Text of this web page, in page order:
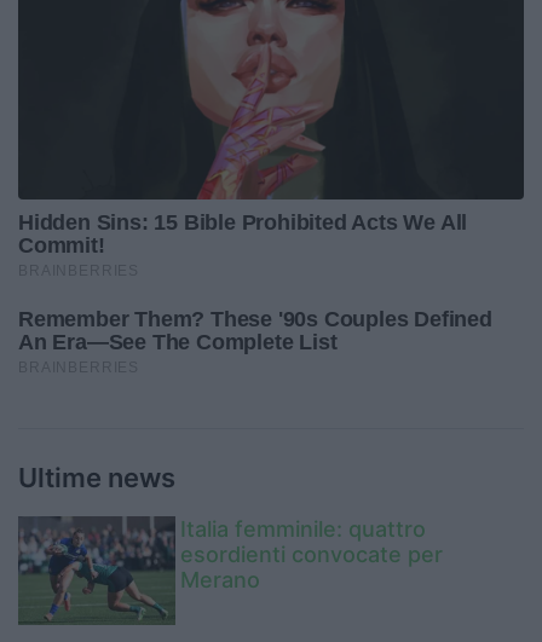
Ultime news
Italia femminile: quattro
esordienti convocate per
Merano